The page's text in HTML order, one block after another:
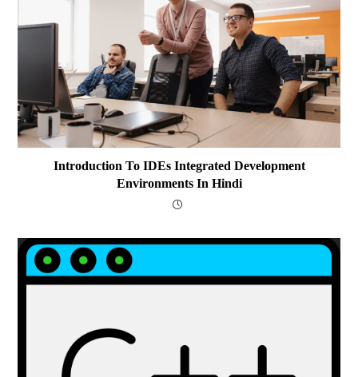
Introduction To IDEs Integrated Development
Environments In Hindi